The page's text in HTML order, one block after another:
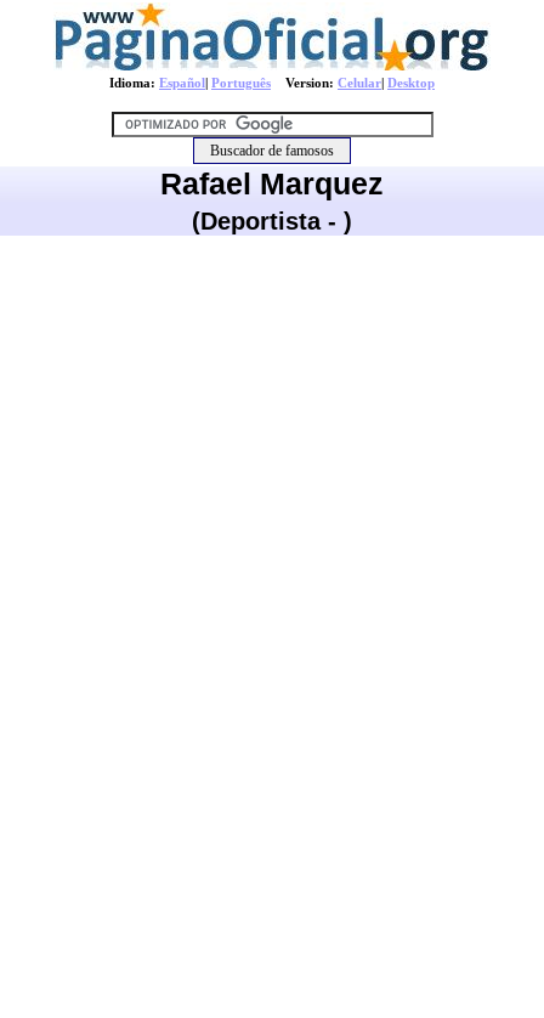
Idioma: Español| Português Version: Celular| Desktop
Rafael Marquez
(Deportista - )